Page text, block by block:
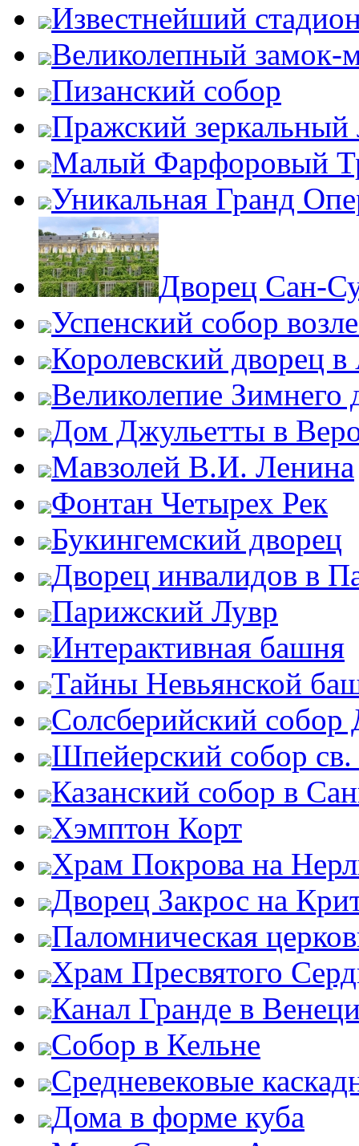
Известнейший
Великолепный
Пизанский собор
Пражский зеркальный
Малый Фарфоровый
Уникальная Гранд
Дворец Сан-
Успенский собор
Королевский дворец
Великолепие
Дом Джульетты в
Мавзолей В.И. Ленина
Фонтан Четырех Рек
Букингемский дворец
Дворец инвалидов в
Парижский Лувр
Интерактивная башня
Тайны Невьянской
Солсберийский
Шпейерский собор
Казанский собор в
Хэмптон Корт
Храм Покрова на
Дворец Закрос на
Паломническая
Храм Пресвятого
Канал Гранде в
Собор в Кельне
Средневековые
Дома в форме куба